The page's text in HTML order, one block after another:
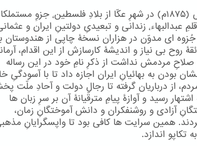
این سند یکصد و سی سال پیش (۱۸۷۵م) در شهرِ عکّا از بلادِ فلسطین٬
آن روزیِ امپراطوریِ عثمانی1 از قلمِ عبدالبهاء٬ زندانی و تبعیدیِ دولتینِ ایران و
ای مدوّن در هزاران نسخۀ چاپی از هندوستان
که به سائقۀ روح بی نیاز و اندیشۀ کارسازش از این اقدام،
صلاحِ مردمش نداشت از ذکرِ نامِ خود در این رساله
بودن به بهائیانِ ایران اجازه داد تا با آسودگیِ
از درباریان گرفته تا رجال دولت و آحادِ ملّت
رسید و آوازۀ پیامِ مترقّیانۀ آن بر سرِ زبان ها
آزادی و روشنفکران و دانش آموختگانِ زمان،
همین سرایت ها کافی بود تا واپسگرایانِ
تکاپو اندازد.